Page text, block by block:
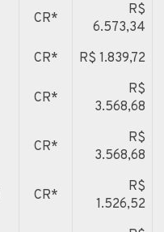
CR*
R$
6.573,34
CR* R$ 1.839,72
CR*
R$
3.568,68
CR*
R$
3.568,68
CR*
R$
1.526,52